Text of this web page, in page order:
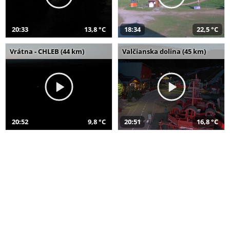
20:33 13,8 °C 18:34 22,5 °C
Vrátna - CHLEB (44 km)
20:52 9,8 °C
Valčianska dolina (45 km)
20:51 16,8 °C